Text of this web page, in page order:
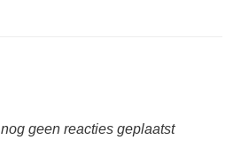
geen reacties geplaatst